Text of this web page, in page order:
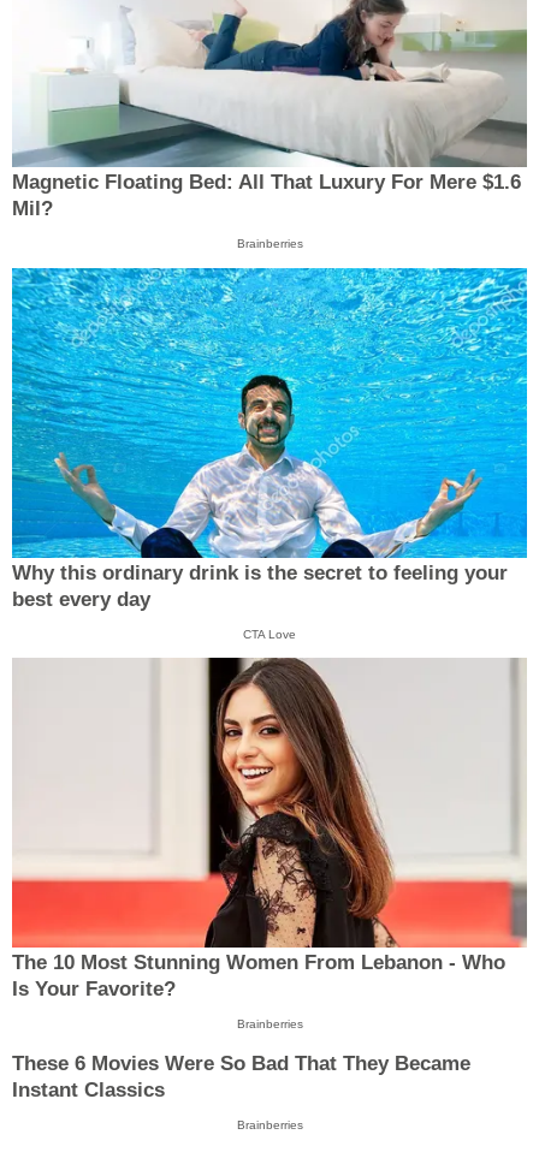
Magnetic Floating Bed: All That Luxury For Mere $1.6
Mil?
Brainberries
Why this ordinary drink is the secret to feeling your
best every day
CTA Love
The 10 Most Stunning Women From Lebanon - Who
Is Your Favorite?
Brainberries
These 6 Movies Were So Bad That They Became
Instant Classics
Brainberries